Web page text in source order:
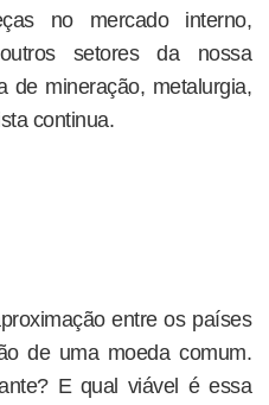
no mercado interno,
setores da nossa
de mineração, metalurgia,
continua.
entre os países
de uma moeda comum.
E qual viável é essa